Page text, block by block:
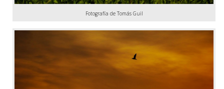
Fotografía de Tomás Guil